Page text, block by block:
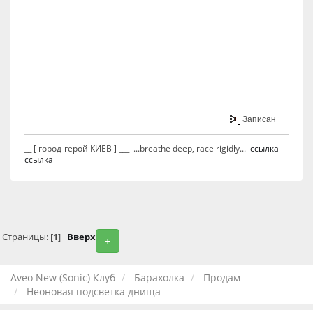
Записан
__ [ город-герой КИЕВ ] ___ ...breathe deep, race rigidly... ссылка
ссылка
+
Страницы: [1] Вверх
Aveo New (Sonic) Клуб Барахолка
Продам
Неоновая подсветка днища